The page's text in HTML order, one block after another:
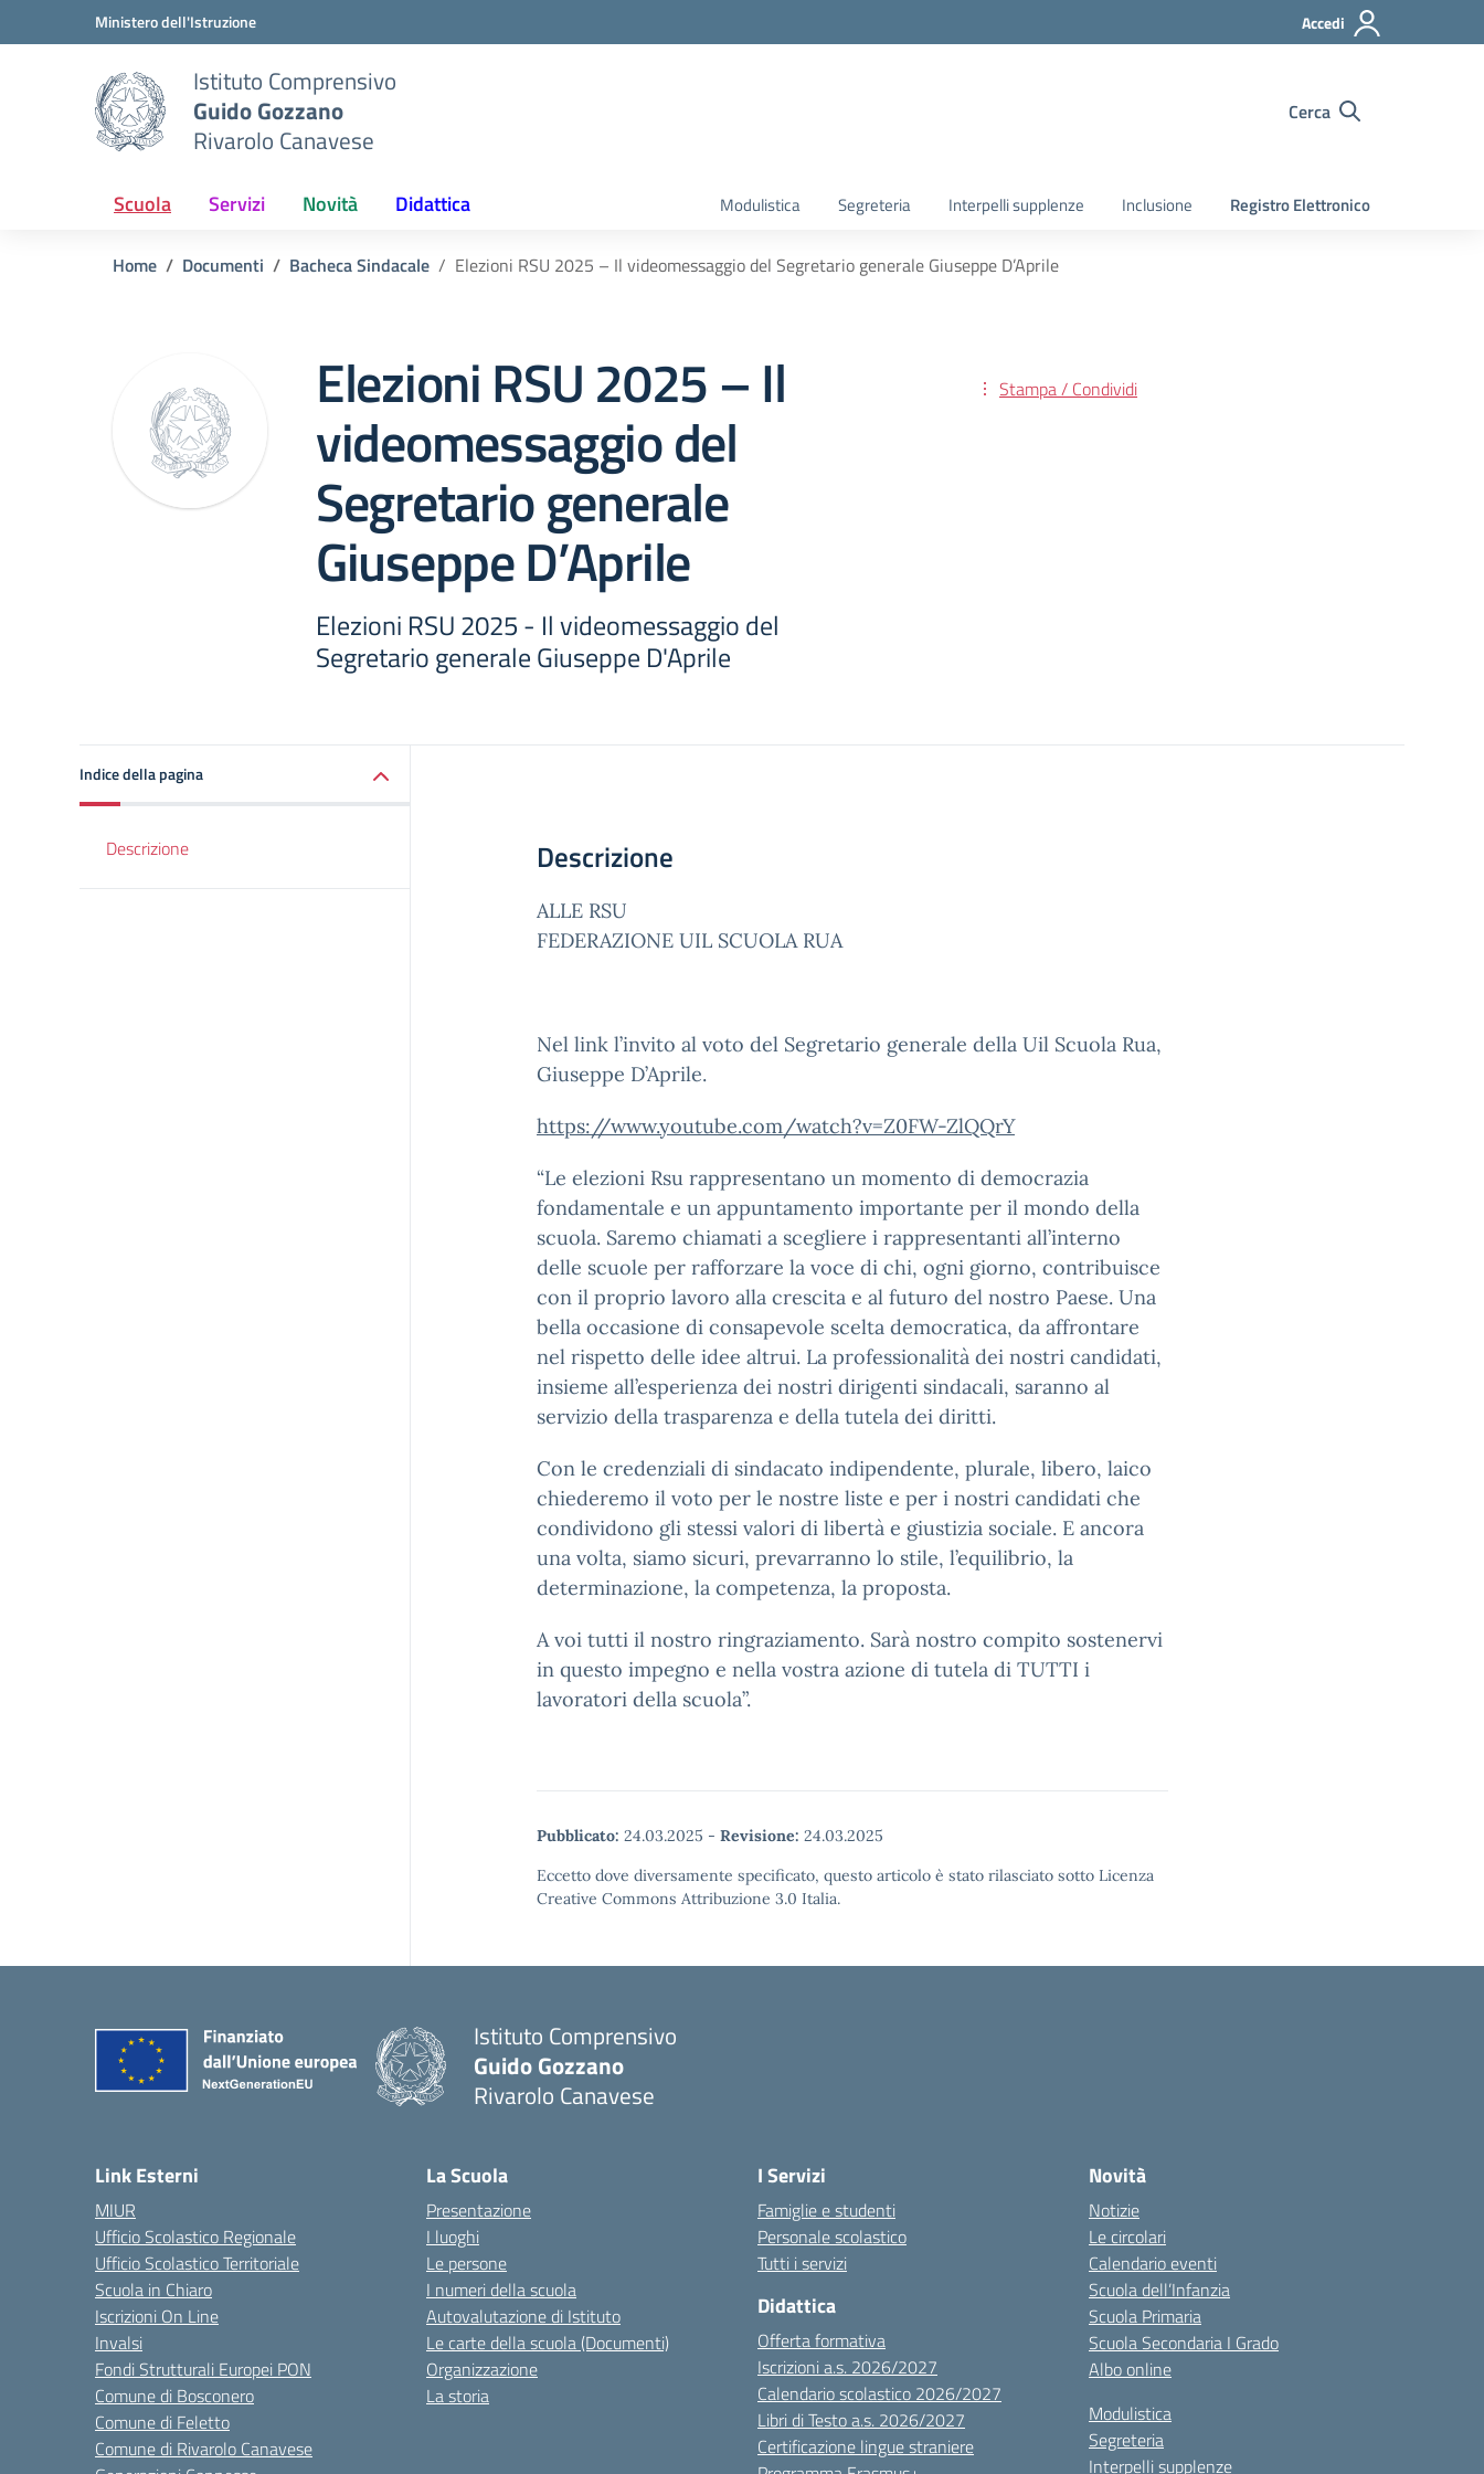
Vai ai contenuti
Vai al menu di navigazione
Ministero dell'Istruzione Accedi
Istituto Comprensivo
Guido Gozzano
Rivarolo Canavese
Cerca
Scuola Servizi Novità Didattica Modulistica Segreteria Interpelli supplenze Inclusione Registro Elettronico
Home Documenti Bacheca Sindacale Elezioni RSU 2025 – Il videomessaggio del Segretario generale Giuseppe D’Aprile
Elezioni RSU 2025 – Il
videomessaggio del
Segretario generale
Giuseppe D’Aprile
Elezioni RSU 2025 - Il videomessaggio del
Segretario generale Giuseppe D'Aprile
Stampa / Condividi
Indice della pagina
Descrizione Descrizione
ALLE RSU
FEDERAZIONE UIL SCUOLA RUA
Nel link l’invito al voto del Segretario generale della Uil Scuola Rua,
Giuseppe D’Aprile.
https://www.youtube.com/watch?v=Z0FW-ZlQQrY
“Le elezioni Rsu rappresentano un momento di democrazia
fondamentale e un appuntamento importante per il mondo della
scuola. Saremo chiamati a scegliere i rappresentanti all’interno
delle scuole per rafforzare la voce di chi, ogni giorno, contribuisce
con il proprio lavoro alla crescita e al futuro del nostro Paese. Una
bella occasione di consapevole scelta democratica, da affrontare
nel rispetto delle idee altrui. La professionalità dei nostri candidati,
insieme all’esperienza dei nostri dirigenti sindacali, saranno al
servizio della trasparenza e della tutela dei diritti.
Con le credenziali di sindacato indipendente, plurale, libero, laico
chiederemo il voto per le nostre liste e per i nostri candidati che
condividono gli stessi valori di libertà e giustizia sociale. E ancora
una volta, siamo sicuri, prevarranno lo stile, l’equilibrio, la
determinazione, la competenza, la proposta.
A voi tutti il nostro ringraziamento. Sarà nostro compito sostenervi
in questo impegno e nella vostra azione di tutela di TUTTI i
lavoratori della scuola”.
Pubblicato: 24.03.2025 - Revisione: 24.03.2025
Eccetto dove diversamente specificato, questo articolo è stato rilasciato sotto Licenza
Creative Commons Attribuzione 3.0 Italia.
Istituto Comprensivo
Guido Gozzano
Rivarolo Canavese
Link Esterni
MIUR
Ufficio Scolastico Regionale
Ufficio Scolastico Territoriale
Scuola in Chiaro
Iscrizioni On Line
Invalsi
Fondi Strutturali Europei PON
Comune di Bosconero
Comune di Feletto
Comune di Rivarolo Canavese
La Scuola
Presentazione
I luoghi
Le persone
I numeri della scuola
Autovalutazione di Istituto
Le carte della scuola (Documenti)
Organizzazione
La storia
I Servizi
Famiglie e studenti
Personale scolastico
Tutti i servizi
Didattica
Offerta formativa
Iscrizioni a.s. 2026/2027
Calendario scolastico 2026/2027
Libri di Testo a.s. 2026/2027
Certificazione lingue straniere
Novità
Notizie
Le circolari
Calendario eventi
Scuola dell’Infanzia
Scuola Primaria
Scuola Secondaria I Grado
Albo online
Modulistica
Segreteria
Interpelli supplenze